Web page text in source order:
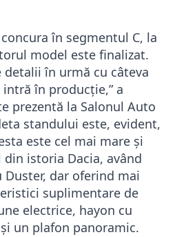
în segmentul C, la
model este finalizat.
în urmă cu câteva
în producție,” a
prezentă la Salonul Auto
standului este, evident,
este cel mai mare și
istoria Dacia, având
dar oferind mai
suplimentare de
electrice, hayon cu
un plafon panoramic.